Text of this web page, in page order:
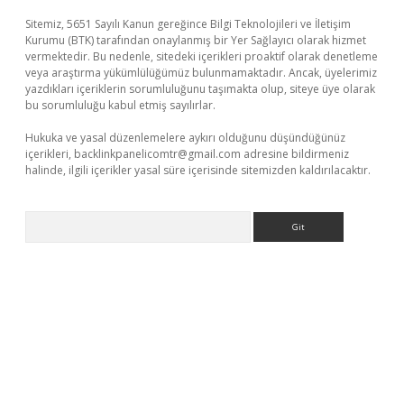
Sitemiz, 5651 Sayılı Kanun gereğince Bilgi Teknolojileri ve İletişim
Kurumu (BTK) tarafından onaylanmış bir Yer Sağlayıcı olarak hizmet
vermektedir. Bu nedenle, sitedeki içerikleri proaktif olarak denetleme
veya araştırma yükümlülüğümüz bulunmamaktadır. Ancak, üyelerimiz
yazdıkları içeriklerin sorumluluğunu taşımakta olup, siteye üye olarak
bu sorumluluğu kabul etmiş sayılırlar.
Hukuka ve yasal düzenlemelere aykırı olduğunu düşündüğünüz
içerikleri, backlinkpanelicomtr@gmail.com adresine bildirmeniz
halinde, ilgili içerikler yasal süre içerisinde sitemizden kaldırılacaktır.